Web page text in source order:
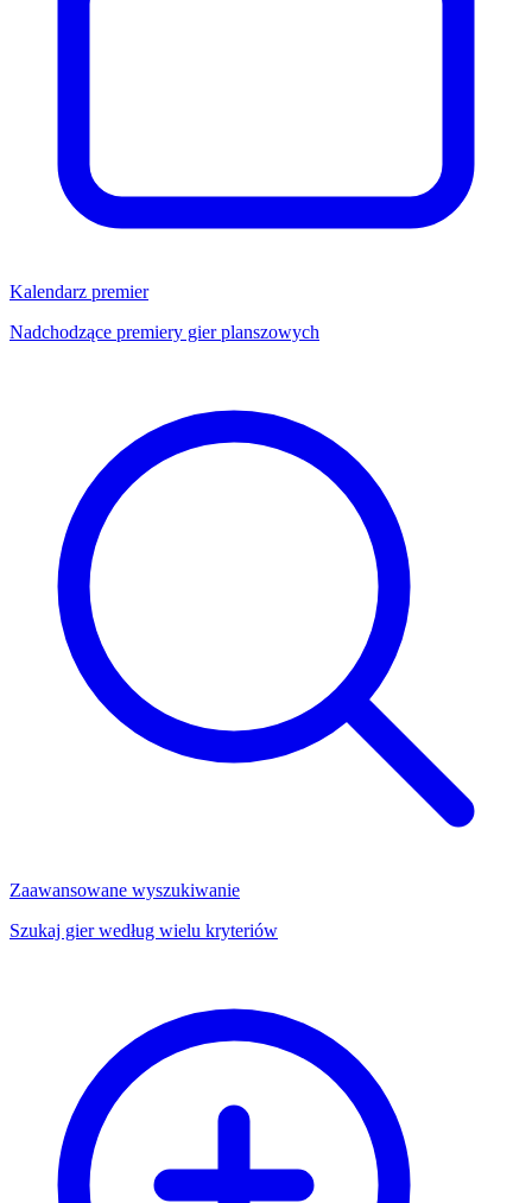
Kalendarz premier
Nadchodzące premiery gier planszowych
Zaawansowane wyszukiwanie
Szukaj gier według wielu kryteriów